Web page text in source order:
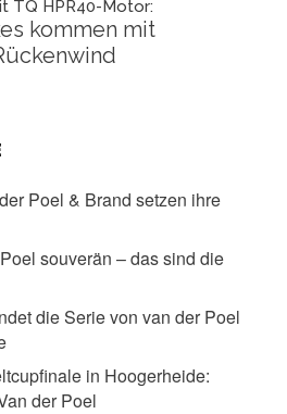
TQ HPR40-Motor:
kommen mit
Poel & Brand setzen ihre
souverän – das sind die
die Serie von van der Poel
in Hoogerheide:
der Poel